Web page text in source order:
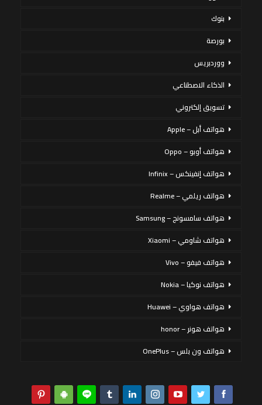
بنوك
بورصة
ووردبريس
الذكاء الاصطناعي
تسويق إلكتروني
هواتف أبل – Apple
هواتف أوبو – Oppo
هواتف إنفينكس – Infinix
هواتف ريلمي – Realme
هواتف سامسونج – Samsung
هواتف شاومي – Xiaomi
هواتف فيفو – Vivo
هواتف نوكيا – Nokia
هواتف هواوي – Huawei
هواتف هونر – honor
هواتف ون بلس – OnePlus